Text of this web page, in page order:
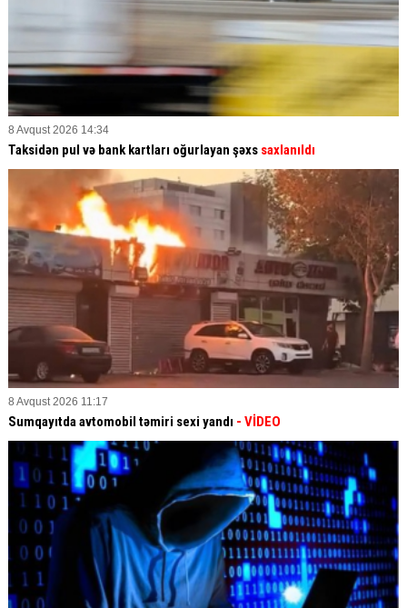
8 Avqust 2026 14:34
Taksidən pul və bank kartları oğurlayan şəxs saxlanıldı
8 Avqust 2026 11:17
Sumqayıtda avtomobil təmiri sexi yandı - VİDEO